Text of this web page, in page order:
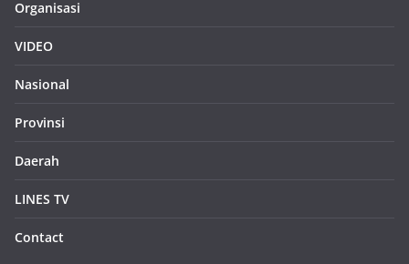
Organisasi
VIDEO
Nasional
Provinsi
Daerah
LINES TV
Contact